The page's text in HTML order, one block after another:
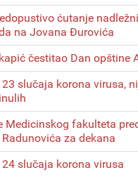
ćutanje
na Jovana Đurovića
čestitao Dan opštine
23 slučaja korona virusa,
Medicinskog fakulteta
Radunovića za dekana
24 slučaja korona virusa